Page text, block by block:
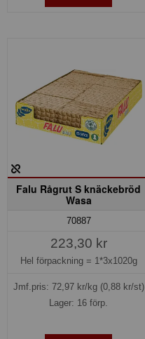
Falu Rågrut S knäckebröd
Wasa
70887
223,30 kr
Hel förpackning = 1*3x1020g
Jmf.pris: 72,97kr/kg (0,88 kr/st)
Lager: 16 förp.